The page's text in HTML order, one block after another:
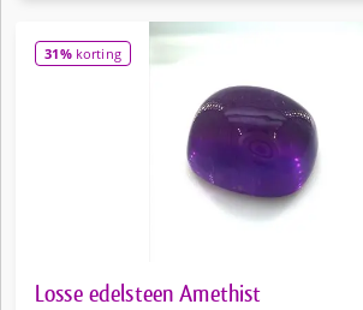
is:
€12,50.
31%korting
Losse edelsteen Amethist